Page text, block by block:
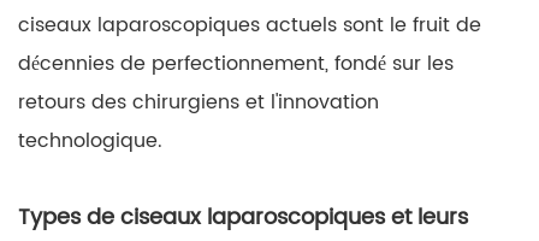
ciseaux laparoscopiques actuels sont le fruit de
décennies de perfectionnement, fondé sur les
retours des chirurgiens et l'innovation
technologique.
Types de ciseaux laparoscopiques et leurs